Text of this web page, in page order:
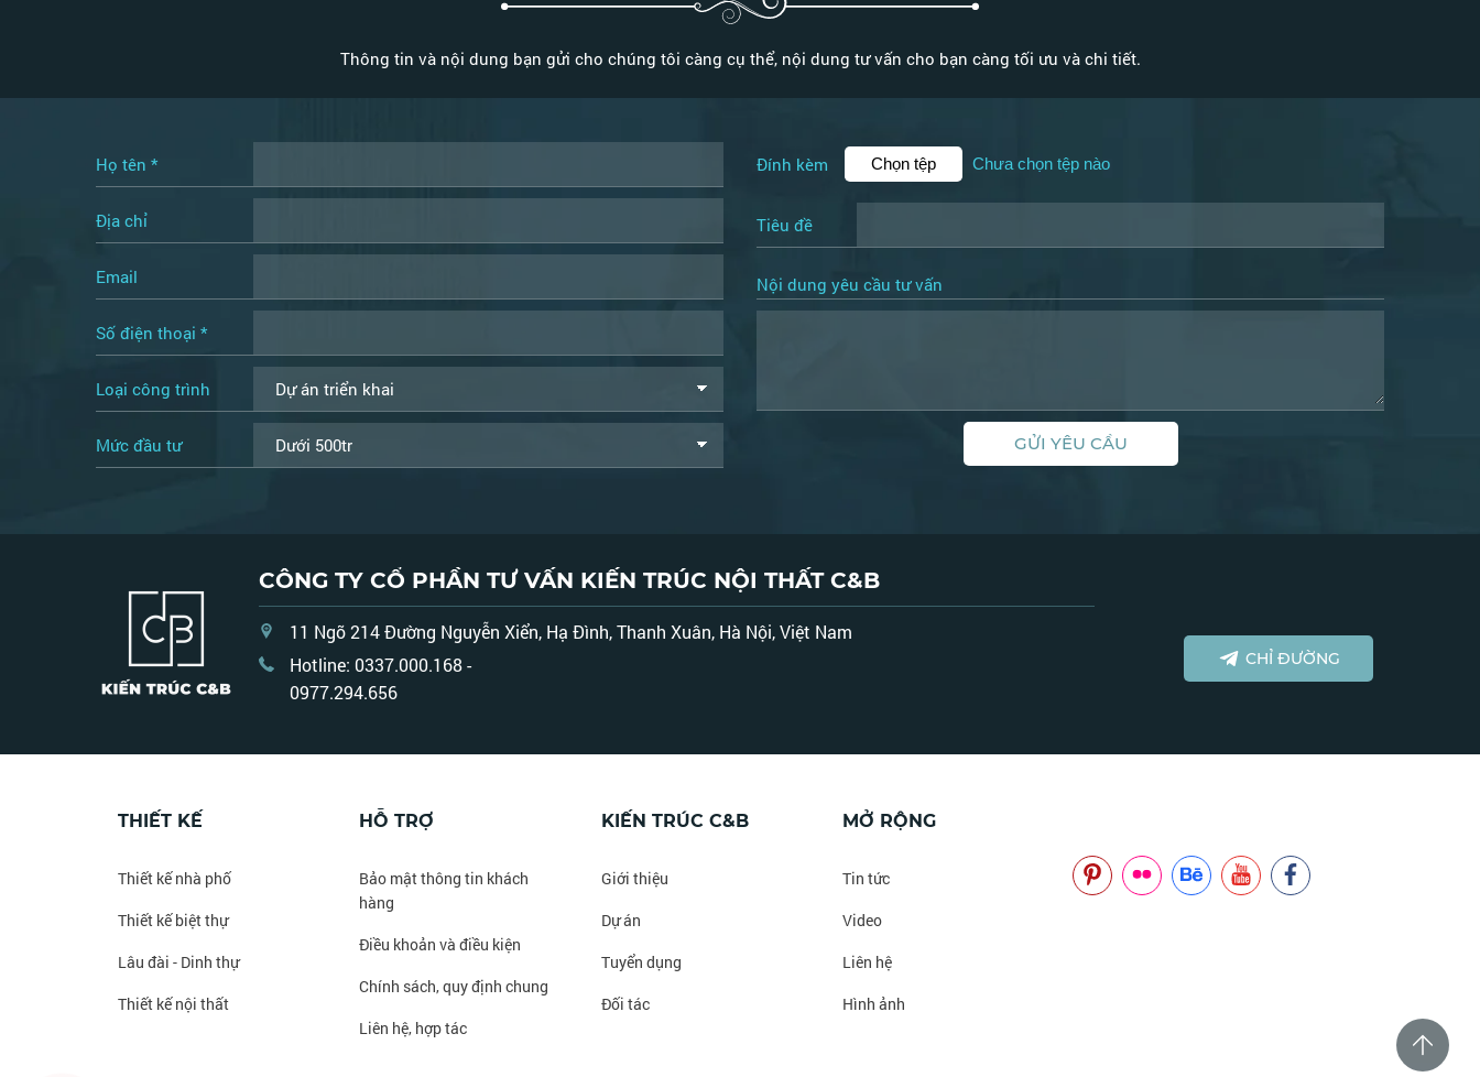
Thông tin và nội dung bạn gửi cho chúng tôi càng cụ thể, nội dung tư vấn cho bạn càng tối ưu và chi tiết.
Họ tên *
Địa chỉ
Email
Số điện thoại *
Loại công trình
Mức đầu tư
Đính kèm Chọn tệp Chưa chọn tệp nào
Tiêu đề
Nội dung yêu cầu tư vấn
GỬI YÊU CẦU
CÔNG TY CỔ PHẦN TƯ VẤN KIẾN TRÚC NỘI THẤT C&B
11 Ngõ 214 Đường Nguyễn Xiển, Hạ Đình, Thanh Xuân, Hà Nội, Việt Nam
Hotline: 0337.000.168 -
0977.294.656
CHỈ ĐƯỜNG
THIẾT KẾ
Thiết kế nhà phố
Thiết kế biệt thự
Lâu đài - Dinh thự
Thiết kế nội thất
HỖ TRỢ
Bảo mật thông tin khách
hàng
Điều khoản và điều kiện
Chính sách, quy định chung
Liên hệ, hợp tác
KIẾN TRÚC C&B
Giới thiệu
Dự án
Tuyển dụng
Đối tác
MỞ RỘNG
Tin tức
Video
Liên hệ
Hình ảnh